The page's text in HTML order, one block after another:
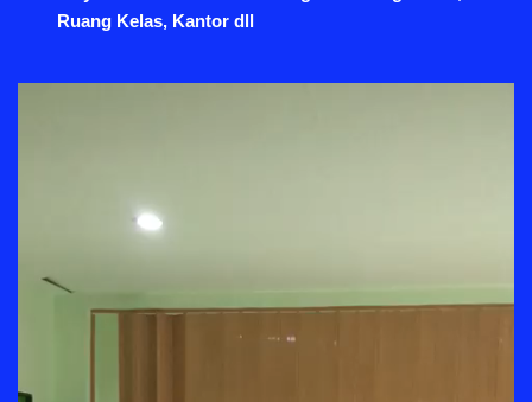
Ruang Kelas, Kantor dll